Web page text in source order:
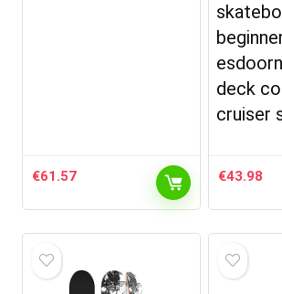
€61.57
deck
cruiser
€43.98